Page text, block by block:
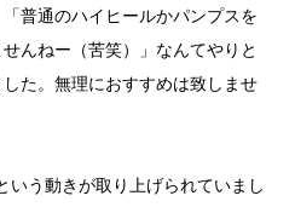
普通のハイヒールかパンプスを
んねー（苦笑）」なんてやりと
た。無理におすすめは致しませ
いう動きが取り上げられていまし